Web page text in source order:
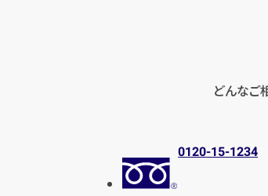
どんなご
0120-15-1234